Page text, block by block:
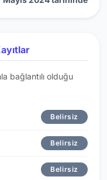
bağlantılı olduğu
Belirsiz
Belirsiz
Belirsiz